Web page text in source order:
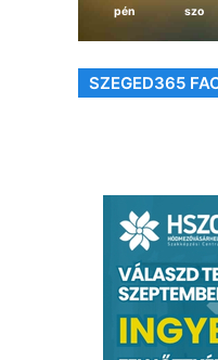
pén szo
SZEGED365